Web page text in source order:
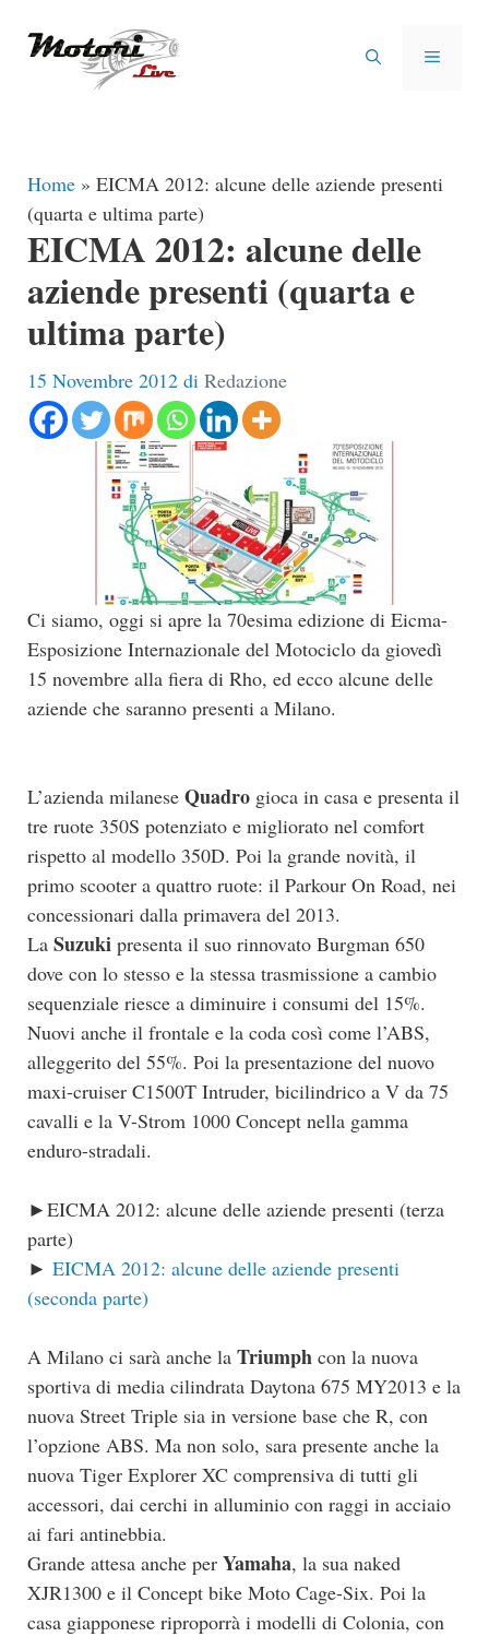
MENU
Home » EICMA 2012: alcune delle aziende presenti
(quarta e ultima parte)
EICMA 2012: alcune delle
aziende presenti (quarta e
ultima parte)
15 Novembre 2012 di Redazione
Ci siamo, oggi si apre la 70esima edizione di Eicma-
Esposizione Internazionale del Motociclo da giovedì
15 novembre alla fiera di Rho, ed ecco alcune delle
aziende che saranno presenti a Milano.
L’azienda milanese Quadro gioca in casa e presenta il
tre ruote 350S potenziato e migliorato nel comfort
rispetto al modello 350D. Poi la grande novità, il
primo scooter a quattro ruote: il Parkour On Road, nei
concessionari dalla primavera del 2013.
La Suzuki presenta il suo rinnovato Burgman 650
dove con lo stesso e la stessa trasmissione a cambio
sequenziale riesce a diminuire i consumi del 15%.
Nuovi anche il frontale e la coda così come l’ABS,
alleggerito del 55%. Poi la presentazione del nuovo
maxi-cruiser C1500T Intruder, bicilindrico a V da 75
cavalli e la V-Strom 1000 Concept nella gamma
enduro-stradali.
►EICMA 2012: alcune delle aziende presenti (terza
parte)
► EICMA 2012: alcune delle aziende presenti
(seconda parte)
A Milano ci sarà anche la Triumph con la nuova
sportiva di media cilindrata Daytona 675 MY2013 e la
nuova Street Triple sia in versione base che R, con
l’opzione ABS. Ma non solo, sara presente anche la
nuova Tiger Explorer XC comprensiva di tutti gli
accessori, dai cerchi in alluminio con raggi in acciaio
ai fari antinebbia.
Grande attesa anche per Yamaha, la sua naked
XJR1300 e il Concept bike Moto Cage-Six. Poi la
casa giapponese riproporrà i modelli di Colonia, con